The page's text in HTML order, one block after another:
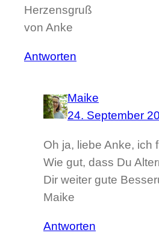
Herzensgruß
von Anke
Antworten
Maike
24. September
Oh ja, liebe Anke, ich
Wie gut, dass Du
Dir weiter gute
Maike
Antworten